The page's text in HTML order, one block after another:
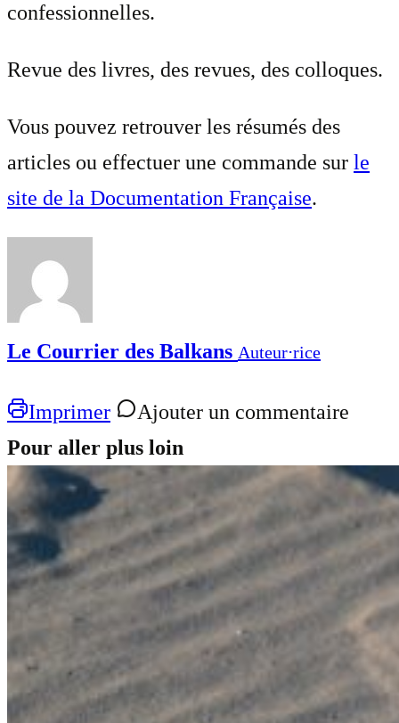
confessionnelles.
Revue des livres, des revues, des colloques.
Vous pouvez retrouver les résumés des
articles ou effectuer une commande sur le
site de la Documentation Française.
Le Courrier des Balkans Auteur⋅rice
Imprimer
Ajouter un commentaire
Pour aller plus loin